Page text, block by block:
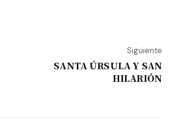
Siguiente
SANTA ÚRSULA Y SAN
HILARIÓN